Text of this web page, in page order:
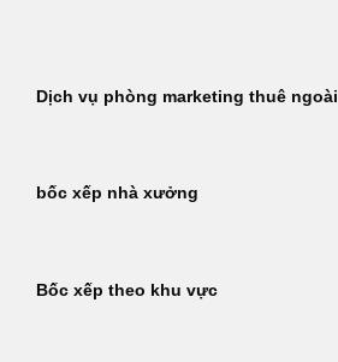
dungDịch vụ phòng marketing thuê ngoài
bốc xếp nhà xưởng
Bốc xếp theo khu vực